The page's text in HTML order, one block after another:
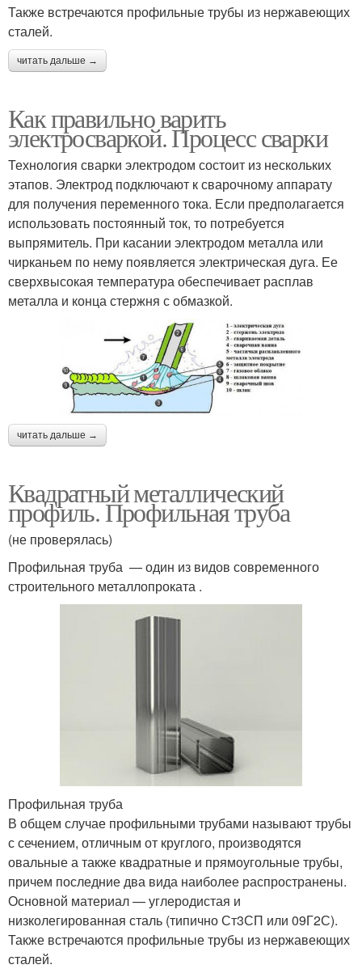
Также встречаются профильные трубы из нержавеющих
сталей.
читать дальше →
Как правильно варить
электросваркой. Процесс сварки
Технология сварки электродом состоит из нескольких
этапов. Электрод подключают к сварочному аппарату
для получения переменного тока. Если предполагается
использовать постоянный ток, то потребуется
выпрямитель. При касании электродом металла или
чирканьем по нему появляется электрическая дуга. Ее
сверхвысокая температура обеспечивает расплав
металла и конца стержня с обмазкой.
читать дальше →
Квадратный металлический
профиль. Профильная труба
(не проверялась)
Профильная труба — один из видов современного
строительного металлопроката .
Профильная труба
В общем случае профильными трубами называют трубы
с сечением, отличным от круглого, производятся
овальные а также квадратные и прямоугольные трубы,
причем последние два вида наиболее распространены.
Основной материал — углеродистая и
низколегированная сталь (типично Ст3СП или 09Г2С).
Также встречаются профильные трубы из нержавеющих
сталей.